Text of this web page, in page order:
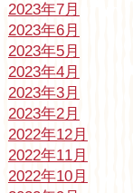
2023年7月
2023年6月
2023年5月
2023年4月
2023年3月
2023年2月
2022年12月
2022年11月
2022年10月